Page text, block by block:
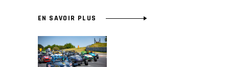
EN SAVOIR PLUS